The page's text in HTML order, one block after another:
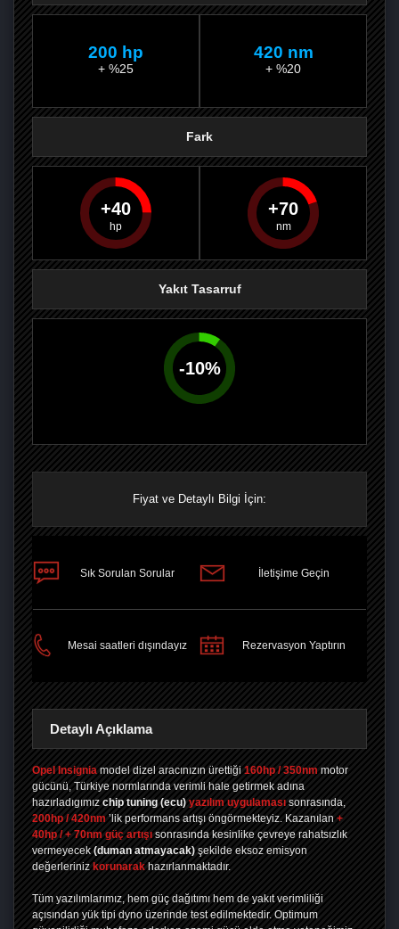
PAYLAŞPAYLAŞPLUS'TA
200 hp
+ %25
420 nm
+ %20
Fark
40 70
Yakıt Tasarruf
-10%
Fiyat ve Detaylı Bilgi İçin:
Sık Sorulan Sorular İletişime Geçin
Mesai saatleri dışındayız Rezervasyon Yaptırın
Detaylı Açıklama
Opel Insignia model dizel aracınızın ürettiği 160hp / 350nm motor
gücünü, Türkiye normlarında verimli hale getirmek adına
hazırladıgımız chip tuning (ecu) yazılım uygulaması sonrasında,
200hp / 420nm ’lik performans artışı öngörmekteyiz. Kazanılan +
40hp / + 70nm güç artışı sonrasında kesinlike çevreye rahatsızlık
vermeyecek (duman atmayacak) şekilde eksoz emisyon
değerleriniz korunarak hazırlanmaktadır.
Tüm yazılımlarımız, hem güç dağıtımı hem de yakıt verimliliği
açısından yük tipi dyno üzerinde test edilmektedir. Optimum